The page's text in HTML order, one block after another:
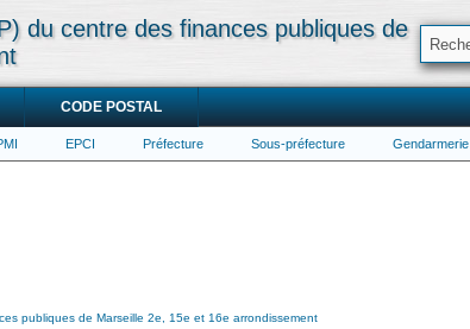
du centre des finances publiques de
CODE POSTAL
EPCI Préfecture Sous-préfecture Gendarmerie
publiques de Marseille 2e, 15e et 16e arrondissement